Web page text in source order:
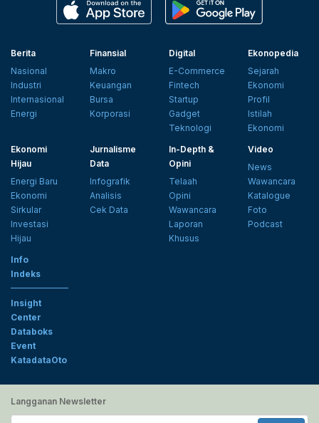
Berita
Nasional
Industri
Internasional
Energi
Finansial
Makro
Keuangan
Bursa
Korporasi
Digital
E-Commerce
Fintech
Startup
Gadget
Teknologi
Ekonopedia
Sejarah
Ekonomi
Profil
Istilah
Ekonomi
Ekonomi
Hijau
Energi Baru
Ekonomi
Sirkular
Investasi
Hijau
Jurnalisme
Data
Infografik
Analisis
Cek Data
In-Depth &
Opini
Telaah
Opini
Wawancara
Laporan
Khusus
Video
News
Wawancara
Katalogue
Foto
Podcast
Info
Indeks
Insight
Center
Databoks
Event
KatadataOto
Langganan Newsletter
Email